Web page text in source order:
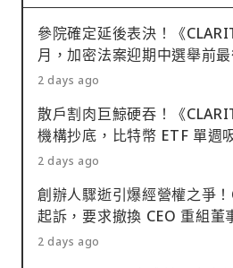
參院確定延後表決！《
月，加密法案迎期中選舉前
2 days ago
散戶割肉巨鯨硬吞！《
機構抄底，比特幣 ETF 單週
2 days ago
創辦人驟逝引爆經營權之爭
起訴，要求撤換 CEO 重組董
2 days ago